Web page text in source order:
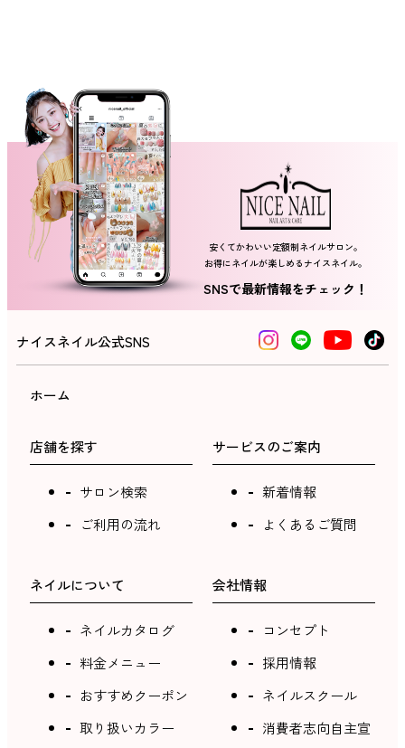
安くてかわいい定額制ネイルサロン。
お得にネイルが楽しめるナイスネイル。
SNSで最新情報をチェック！
ナイスネイル公式SNS
ホーム
店舗を探す
サロン検索
ご利用の流れ
サービスのご案内
新着情報
よくあるご質問
ネイルについて
ネイルカタログ
料金メニュー
おすすめクーポン
取り扱いカラー
会社情報
コンセプト
採用情報
ネイルスクール
消費者志向自主宣